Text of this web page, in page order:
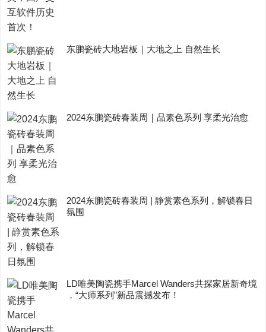
东鹏瓷砖大地岩板｜大地之上 自然生长
2024东鹏瓷砖春装周｜品素色系列 享柔光治愈
2024东鹏瓷砖春装周 | 静赏素色系列，解锁春日
氛围
LD唯美陶瓷携手Marcel Wanders共探家居新奇境
，“大师系列”新品震撼发布！